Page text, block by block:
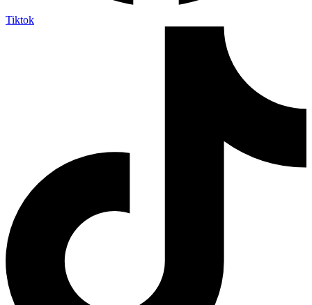
Tiktok